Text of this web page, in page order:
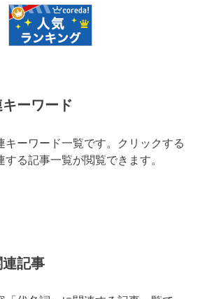
ーワード
キーワード一覧です。クリックする
する記事一覧が閲覧できます。
連記事